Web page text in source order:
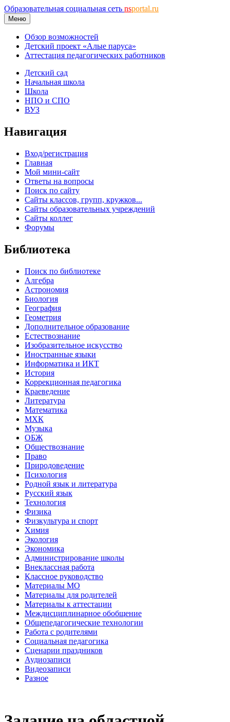
Образовательная социальная сеть nsportal.ru
Меню
Обзор возможностей
Детский проект «Алые паруса»
Аттестация педагогических работников
Детский сад
Начальная школа
Школа
НПО и СПО
ВУЗ
Навигация
Вход/регистрация
Главная
Мой мини-сайт
Ответы на вопросы
Поиск по сайту
Сайты классов, групп, кружков...
Сайты образовательных учреждений
Сайты коллег
Форумы
Библиотека
Поиск по библиотеке
Алгебра
Астрономия
Биология
География
Геометрия
Дополнительное образование
Естествознание
Изобразительное искусство
Иностранные языки
Информатика и ИКТ
История
Коррекционная педагогика
Краеведение
Литература
Математика
МХК
Музыка
ОБЖ
Обществознание
Право
Природоведение
Психология
Родной язык и литература
Русский язык
Технология
Физика
Физкультура и спорт
Химия
Экология
Экономика
Администрирование школы
Внеклассная работа
Классное руководство
Материалы МО
Материалы для родителей
Материалы к аттестации
Междисциплинарное обобщение
Общепедагогические технологии
Работа с родителями
Социальная педагогика
Сценарии праздников
Аудиозаписи
Видеозаписи
Разное